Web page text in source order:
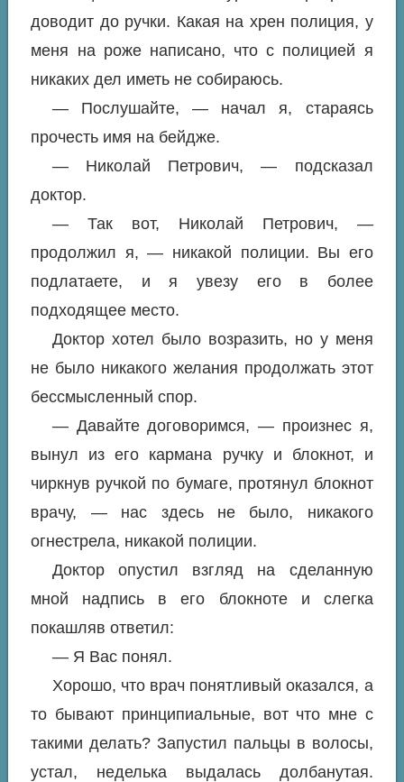
доводит до ручки. Какая на хрен полиция, у
меня на роже написано, что с полицией я
никаких дел иметь не собираюсь.
— Послушайте, — начал я, стараясь
прочесть имя на бейдже.
— Николай Петрович, — подсказал
доктор.
— Так вот, Николай Петрович, —
продолжил я, — никакой полиции. Вы его
подлатаете, и я увезу его в более
подходящее место.
Доктор хотел было возразить, но у меня
не было никакого желания продолжать этот
бессмысленный спор.
— Давайте договоримся, — произнес я,
вынул из его кармана ручку и блокнот, и
чиркнув ручкой по бумаге, протянул блокнот
врачу, — нас здесь не было, никакого
огнестрела, никакой полиции.
Доктор опустил взгляд на сделанную
мной надпись в его блокноте и слегка
покашляв ответил:
— Я Вас понял.
Хорошо, что врач понятливый оказался, а
то бывают принципиальные, вот что мне с
такими делать? Запустил пальцы в волосы,
устал, неделька выдалась долбанутая.